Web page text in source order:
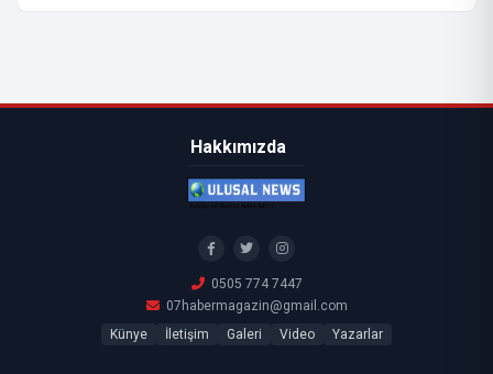
Hakkımızda
0505 774 7447
07habermagazin@gmail.com
Künye
İletişim Galeri Video Yazarlar